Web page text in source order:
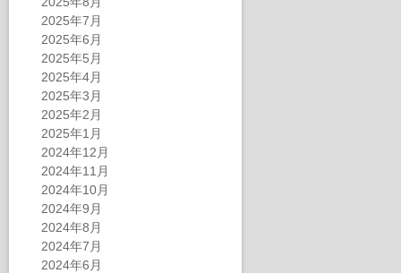
2025年7月
2025年6月
2025年5月
2025年4月
2025年3月
2025年2月
2025年1月
2024年12月
2024年11月
2024年10月
2024年9月
2024年8月
2024年7月
2024年6月